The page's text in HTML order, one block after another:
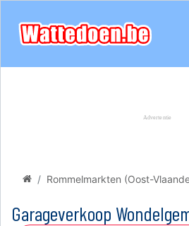
Rommelmarkten (Oost-
Garageverkoop